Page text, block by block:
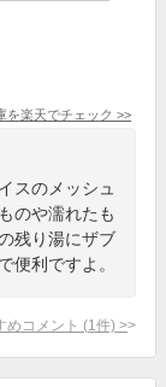
を楽天でチェック >>
スのメッシュ
のや濡れたも
残り湯にザブ
便利ですよ。
めコメント (1 件) >